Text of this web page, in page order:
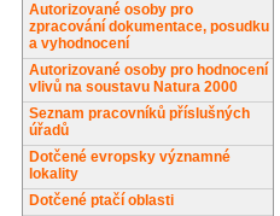
Autorizované osoby pro
zpracování dokumentace, posudku
a vyhodnocení
Autorizované osoby pro hodnocení
vlivů na soustavu Natura 2000
Seznam pracovníků příslušných
úřadů
Dotčené evropsky významné
lokality
Dotčené ptačí oblasti